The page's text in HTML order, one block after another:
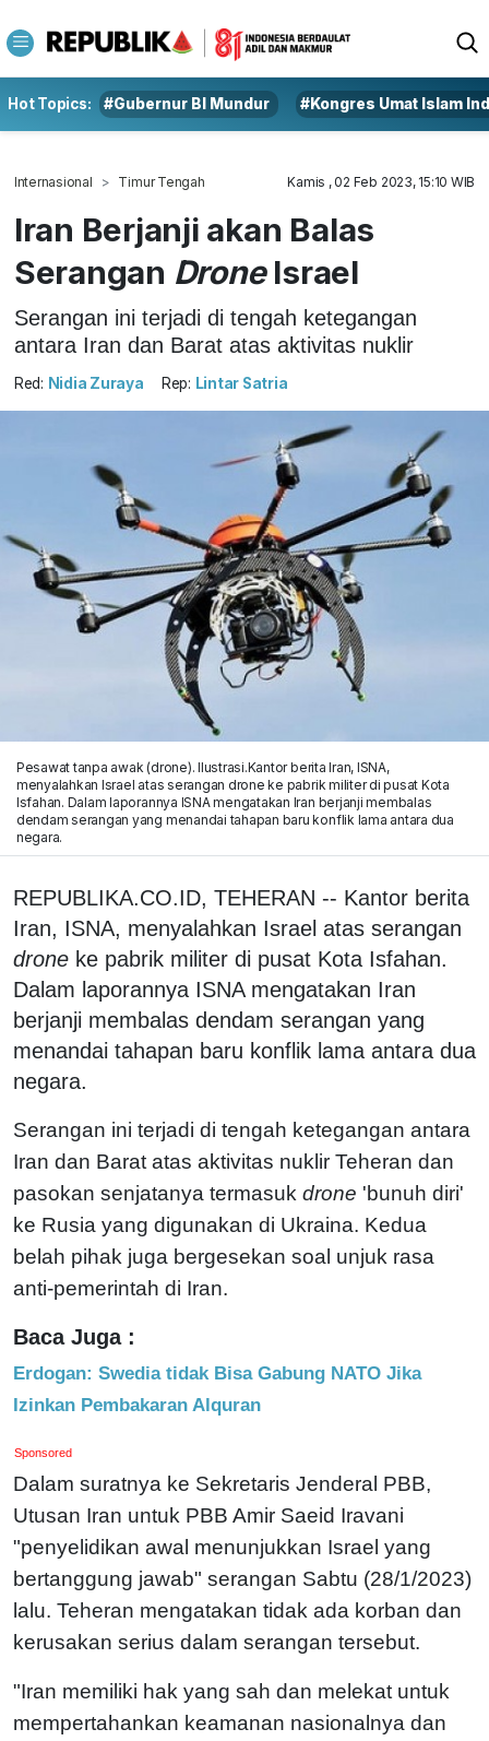
Hot Topics: #Gubernur BI Mundur #Kongres Umat Islam
Internasional Timur Tengah Kamis , 02 Feb 2023, 15:10 WIB
Iran Berjanji akan Balas
Serangan DroneIsrael
Serangan ini terjadi di tengah ketegangan
antara Iran dan Barat atas aktivitas nuklir
Red: Nidia Zuraya Rep: Lintar Satria
Pesawat tanpa awak (drone). Ilustrasi.Kantor berita Iran, ISNA,
menyalahkan Israel atas serangan drone ke pabrik militer di pusat Kota
Isfahan. Dalam laporannya ISNA mengatakan Iran berjanji membalas
dendam serangan yang menandai tahapan baru konflik lama antara dua
negara.
REPUBLIKA.CO.ID, TEHERAN -- Kantor berita
Iran, ISNA, menyalahkan Israel atas serangan
drone ke pabrik militer di pusat Kota Isfahan.
Dalam laporannya ISNA mengatakan Iran
berjanji membalas dendam serangan yang
menandai tahapan baru konflik lama antara dua
negara.
Serangan ini terjadi di tengah ketegangan antara
Iran dan Barat atas aktivitas nuklir Teheran dan
pasokan senjatanya termasuk drone 'bunuh diri'
ke Rusia yang digunakan di Ukraina. Kedua
belah pihak juga bergesekan soal unjuk rasa
anti-pemerintah di Iran.
Baca Juga :
Erdogan: Swedia tidak Bisa Gabung NATO Jika
Izinkan Pembakaran Alquran
Sponsored
Dalam suratnya ke Sekretaris Jenderal PBB,
Utusan Iran untuk PBB Amir Saeid Iravani
"penyelidikan awal menunjukkan Israel yang
bertanggung jawab" serangan Sabtu (28/1/2023)
lalu. Teheran mengatakan tidak ada korban dan
kerusakan serius dalam serangan tersebut.
"Iran memiliki hak yang sah dan melekat untuk
mempertahankan keamanan nasionalnya dan